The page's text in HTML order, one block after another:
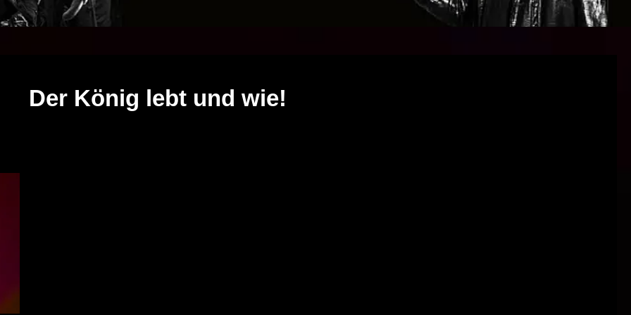
Der König lebt und wie!